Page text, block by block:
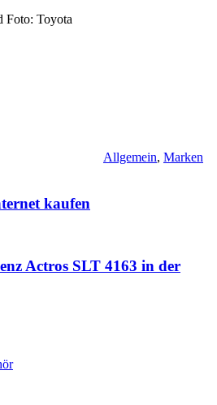
Foto: Toyota
Allgemein, Marken
kaufen
Actros SLT 4163 in der